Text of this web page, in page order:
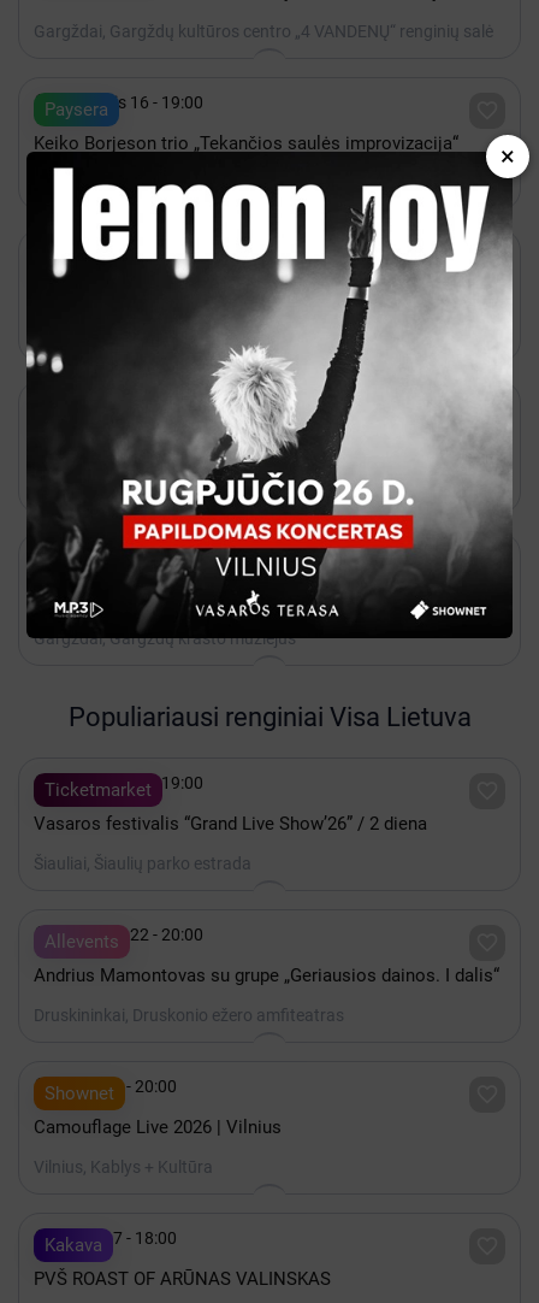
Gargždai, Gargždų kultūros centro „4 VANDENŲ“ renginių salė
Paysera
 Rugpjūtis 16 - 19:00
Keiko Borjeson trio „Tekančios saulės improvizacija“
Gargždai, LIJO
Bilietai 
Gruodis 31 - 10:00
Edukacinis užsiėmimas pasigamink marškinėlius

Edukacinis užsiėmimas parengtas pagal "Kelionė laiku"
Gargždai, Gargždų krašto muziejus
Bilietai
 Gruodis 31 - 10:00
Gargždų krašto muziejaus ir jo filialų organizuojamas
edukacinis užsiėmimas
Gargždai, Gargždų krašto muziejus
Populiariausi renginiai Visa Lietuva
Ticketmarket
 Rugpjūtis 08 - 19:00
Vasaros festivalis “Grand Live Show’26” / 2 diena
Šiauliai, Šiaulių parko estrada
Allevents
 Rugpjūtis 22 - 20:00
Andrius Mamontovas su grupe „Geriausios dainos. I dalis“
Druskininkai, Druskonio ežero amfiteatras
Shownet
 Spalis 15 - 20:00
Camouflage Live 2026 | Vilnius
Vilnius, Kablys + Kultūra
Kakava
 Spalis 17 - 18:00
PVŠ ROAST OF ARŪNAS VALINSKAS
×